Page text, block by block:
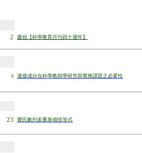
2 慶祝【科學教育月刊四十週年】
9 連接成分在科學教與學研究與實務課題之必要性
23 費氏數列多重卷積恆等式